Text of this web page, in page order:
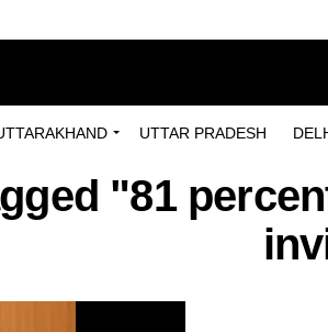
UTTAR PRADESH
"81